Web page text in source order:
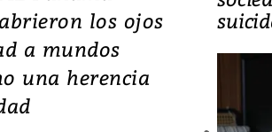
los ojos
a mundos
una herencia